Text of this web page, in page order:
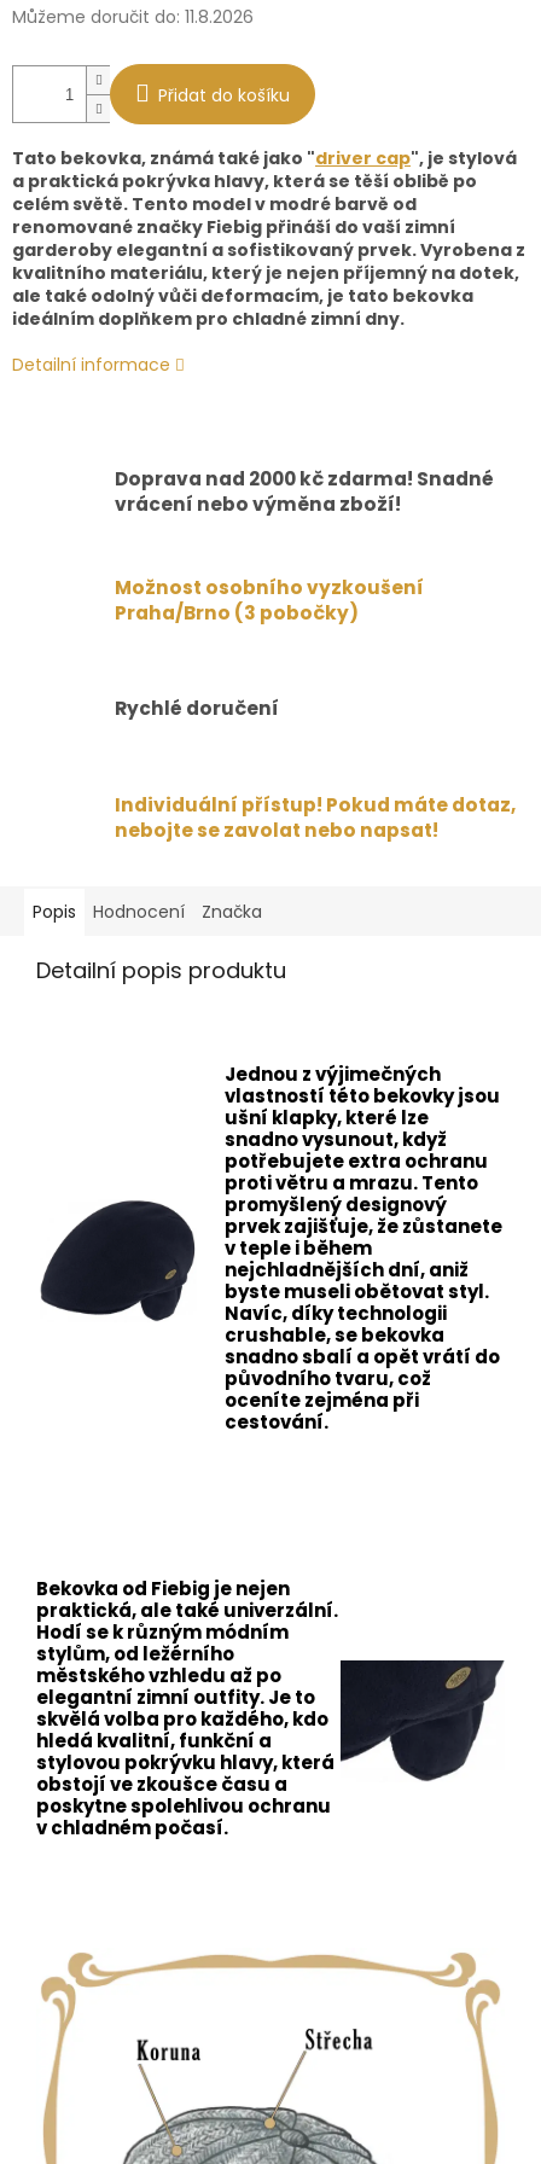
Můžeme doručit do: 11.8.2026
Přidat do košíku
Tato bekovka, známá také jako "driver cap", je stylová
a praktická pokrývka hlavy, která se těší oblibě po
celém světě. Tento model v modré barvě od
renomované značky Fiebig přináší do vaší zimní
garderoby elegantní a sofistikovaný prvek. Vyrobena z
kvalitního materiálu, který je nejen příjemný na dotek,
ale také odolný vůči deformacím, je tato bekovka
ideálním doplňkem pro chladné zimní dny.
Detailní informace
Doprava nad 2000 kč zdarma! Snadné
vrácení nebo výměna zboží!
Možnost osobního vyzkoušení
Praha/Brno (3 pobočky)
Rychlé doručení
Individuální přístup! Pokud máte dotaz,
nebojte se zavolat nebo napsat!
Popis Hodnocení Značka
Detailní popis produktu
Jednou z výjimečných
vlastností této bekovky jsou
ušní klapky, které lze
snadno vysunout, když
potřebujete extra ochranu
proti větru a mrazu. Tento
promyšlený designový
prvek zajišťuje, že zůstanete
v teple i během
nejchladnějších dní, aniž
byste museli obětovat styl.
Navíc, díky technologii
crushable, se bekovka
snadno sbalí a opět vrátí do
původního tvaru, což
oceníte zejména při
cestování.
Bekovka od Fiebig je nejen
praktická, ale také univerzální.
Hodí se k různým módním
stylům, od ležérního
městského vzhledu až po
elegantní zimní outfity. Je to
skvělá volba pro každého, kdo
hledá kvalitní, funkční a
stylovou pokrývku hlavy, která
obstojí ve zkoušce času a
poskytne spolehlivou ochranu
v chladném počasí.